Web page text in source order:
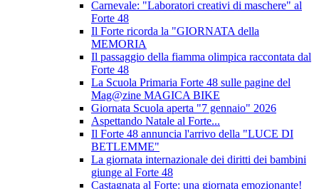
Carnevale: "Laboratori creativi di maschere" al
Forte 48
Il Forte ricorda la "GIORNATA della
MEMORIA
Il passaggio della fiamma olimpica raccontata dal
Forte 48
La Scuola Primaria Forte 48 sulle pagine del
Mag@zine MAGICA BIKE
Giornata Scuola aperta "7 gennaio" 2026
Aspettando Natale al Forte...
Il Forte 48 annuncia l'arrivo della "LUCE DI
BETLEMME"
La giornata internazionale dei diritti dei bambini
giunge al Forte 48
Castagnata al Forte: una giornata emozionante!